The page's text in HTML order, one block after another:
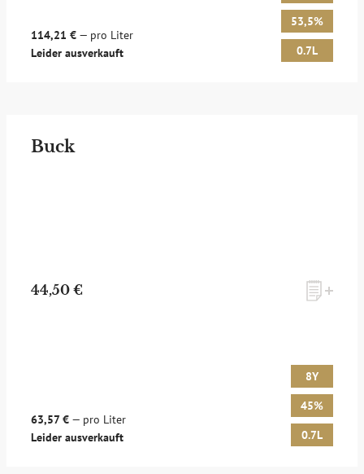
114,21 € — pro Liter
Leider ausverkauft
53,5%
0.7L
Buck
44,50 €
63,57 € — pro Liter
Leider ausverkauft
8Y
45%
0.7L